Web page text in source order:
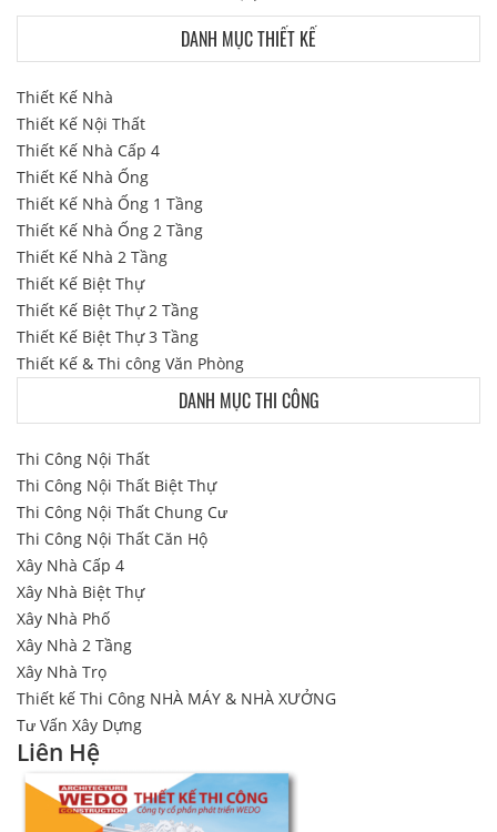
DANH MỤC THIẾT KẾ
Thiết Kế Nhà
Thiết Kế Nội Thất
Thiết Kế Nhà Cấp 4
Thiết Kế Nhà Ống
Thiết Kế Nhà Ống 1 Tầng
Thiết Kế Nhà Ống 2 Tầng
Thiết Kế Nhà 2 Tầng
Thiết Kế Biệt Thự
Thiết Kế Biệt Thự 2 Tầng
Thiết Kế Biệt Thự 3 Tầng
Thiết Kế & Thi công Văn Phòng
DANH MỤC THI CÔNG
Thi Công Nội Thất
Thi Công Nội Thất Biệt Thự
Thi Công Nội Thất Chung Cư
Thi Công Nội Thất Căn Hộ
Xây Nhà Cấp 4
Xây Nhà Biệt Thự
Xây Nhà Phố
Xây Nhà 2 Tầng
Xây Nhà Trọ
Thiết kế Thi Công NHÀ MÁY & NHÀ XƯỞNG
Tư Vấn Xây Dựng
Liên Hệ